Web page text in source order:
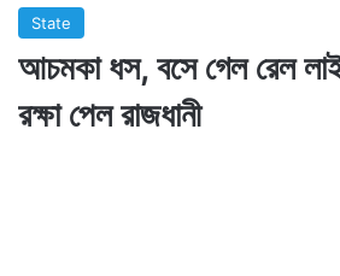
State
আচমকা ধস, বসে গেল রেল
রক্ষা পেল রাজধানী